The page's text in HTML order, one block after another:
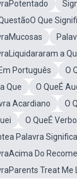
Que
a
Português
O
Que
O QueÉ
Acardiano
O
O QueÉ Verbo
Palavra
Do
Treat Me